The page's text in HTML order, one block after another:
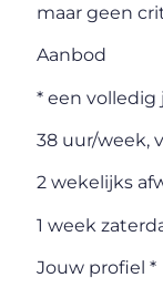
maar geen
Aanbod
* een volledig
38 uur/week,
2 wekelijks
1 week
Jouw profiel *